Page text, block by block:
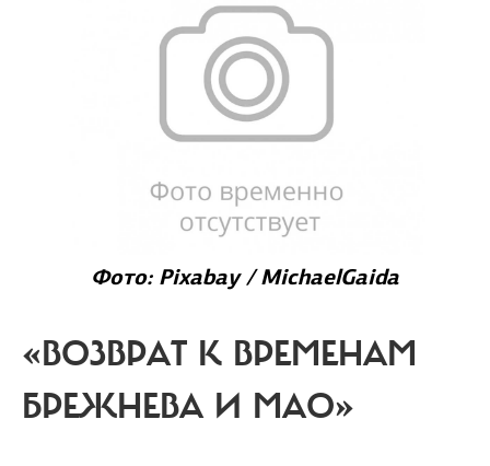
Фото: Pixabay / MichaelGaida
«ВОЗВРАТ К ВРЕМЕНАМ
БРЕЖНЕВА И МАО»